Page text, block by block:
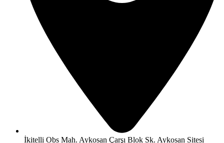
İkitelli Obs Mah. Aykosan Çarşı Blok Sk. Aykosan Sitesi